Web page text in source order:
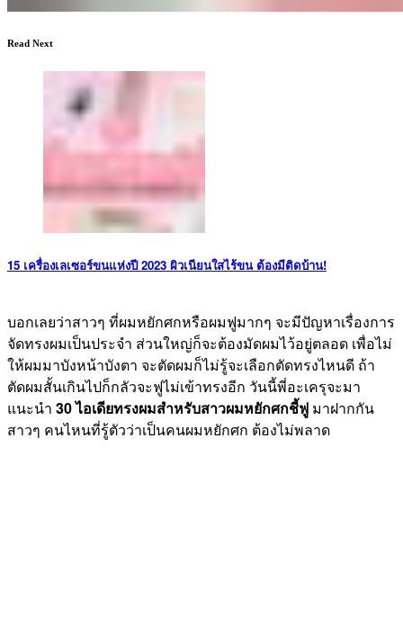
Read Next
15 เครื่องเลเซอร์ขนแห่งปี 2023 ผิวเนียนใสไร้ขน ต้องมีติดบ้าน!
บอกเลยว่าสาวๆ ที่ผมหยักศกหรือผมฟูมากๆ จะมีปัญหาเรื่องการ
จัดทรงผมเป็นประจำ ส่วนใหญ่ก็จะต้องมัดผมไว้อยู่ตลอด เพื่อไม่
ให้ผมมาบังหน้าบังตา จะตัดผมก็ไม่รู้จะเลือกตัดทรงไหนดี ถ้า
ตัดผมสั้นเกินไปก็กลัวจะฟูไม่เข้าทรงอีก วันนี้พี่อะเครุจะมา
แนะนำ 30 ไอเดียทรงผมสำหรับสาวผมหยักศกชี้ฟู มาฝากกัน
สาวๆ คนไหนที่รู้ตัวว่าเป็นคนผมหยักศก ต้องไม่พลาด